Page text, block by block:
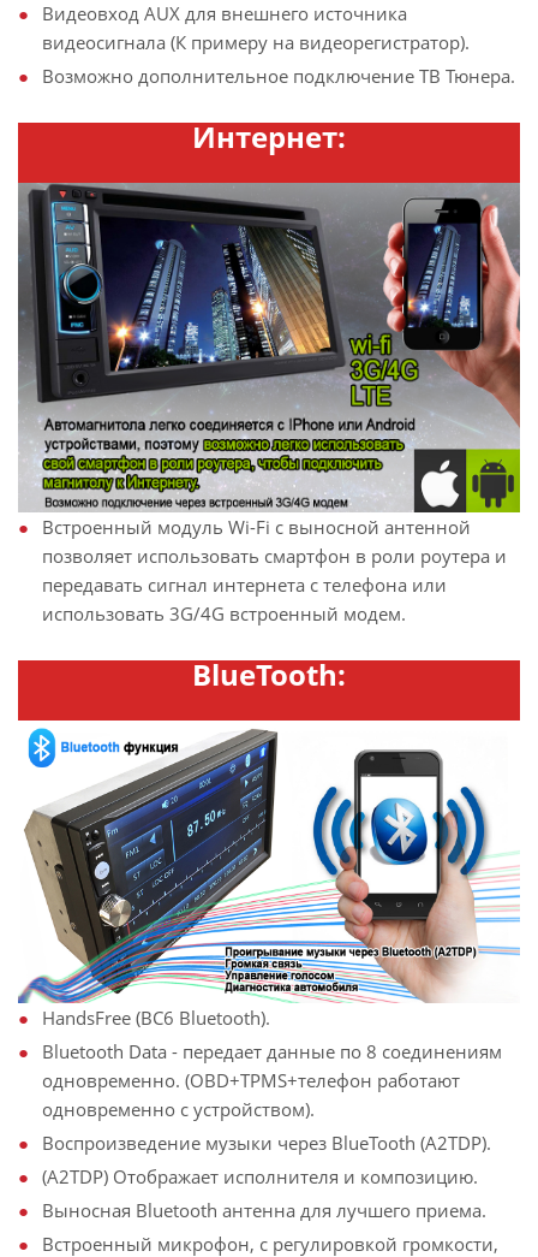
Видеовход AUX для внешнего источника
видеосигнала (К примеру на видеорегистратор).
Возможно дополнительное подключение ТВ Тюнера.
Интернет:
Встроенный модуль Wi-Fi с выносной антенной
позволяет использовать смартфон в роли роутера и
передавать сигнал интернета с телефона или
использовать 3G/4G встроенный модем.
BlueTooth:
HandsFree (BC6 Bluetooth).
Bluetooth Data - передает данные по 8 соединениям
одновременно. (OBD+TPMS+телефон работают
одновременно с устройством).
Воспроизведение музыки через BlueTooth (A2TDP).
(A2TDP) Отображает исполнителя и композицию.
Выносная Bluetooth антенна для лучшего приема.
Встроенный микрофон, с регулировкой громкости,